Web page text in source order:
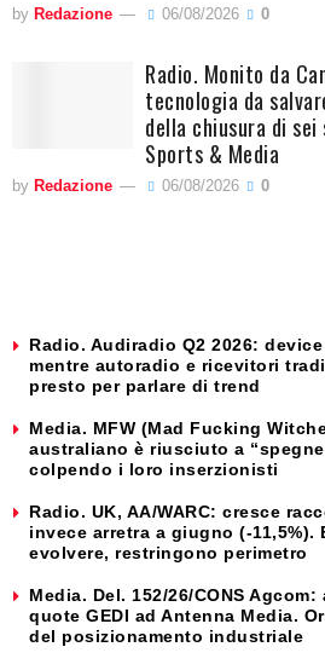
by Redazione 06/08/2026 0
Radio. Monito da
tecnologia da
della chiusura di
Sports & Media
by Redazione 06/08/2026 0
Radio. Audiradio Q2 2026:
mentre autoradio e ricevitori
presto per parlare di trend
Media. MFW (Mad Fucking
australiano è riusciuto a
colpendo i loro inserzionisti
Radio. UK, AA/WARC: cresce
invece arretra a giugno (-11,5%).
evolvere, restringono perimetro
Media. Del. 152/26/CONS
quote GEDI ad Antenna Media.
del posizionamento industriale